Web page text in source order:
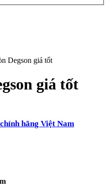
Degson giá tốt
giá tốt
hãng Việt Nam